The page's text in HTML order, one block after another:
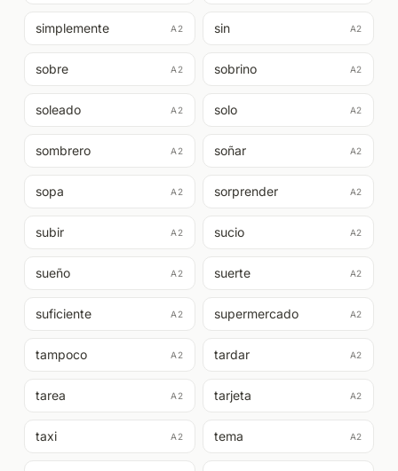
simplemente A2 sin A2
sobre A2 sobrino A2
soleado A2 solo A2
sombrero A2 soñar A2
sopa A2 sorprender A2
subir A2 sucio A2
sueño A2 suerte A2
suficiente A2 supermercado A2
tampoco A2 tardar A2
tarea A2 tarjeta A2
taxi A2 tema A2